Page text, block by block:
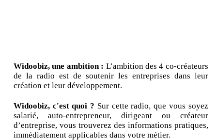
Widoobiz, une ambition : L’ambition des 4 co-créateurs
de la radio est de soutenir les entreprises dans leur
création et leur développement.
Widoobiz, c'est quoi ? Sur cette radio, que vous soyez
salarié, auto-entrepreneur, dirigeant ou créateur
d’entreprise, vous trouverez des informations pratiques,
immédiatement applicables dans votre métier.